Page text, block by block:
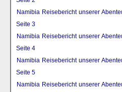
Namibia Reisebericht unserer
Seite 3
Namibia Reisebericht unserer
Seite 4
Namibia Reisebericht unserer
Seite 5
Namibia Reisebericht unserer